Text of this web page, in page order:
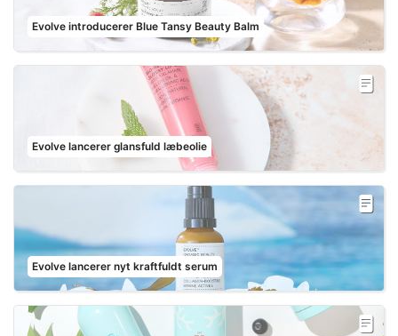
Evolve introducerer Blue Tansy Beauty Balm
Evolve lancerer glansfuld læbeolie
Evolve lancerer nyt kraftfuldt serum